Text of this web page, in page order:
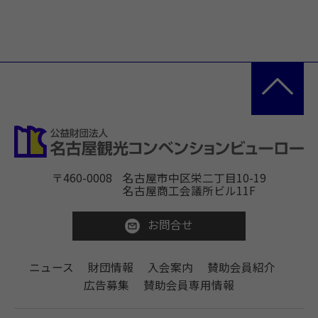
〒460-0008 名古屋市中区栄二丁目10-19
名古屋商工会議所ビル11F
お問合せ
ニュース 財団情報 入会案内
賛助会員紹介
広告募集
賛助会員専用情報